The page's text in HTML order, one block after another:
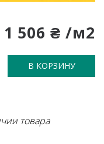
1 506 ₴ /м2
В КОРЗИНУ
товара